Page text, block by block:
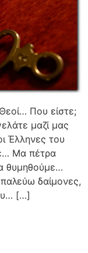
Που είστε;
μαζί μας
Έλληνες του
Μα πέτρα
θυμηθούμε…
δαίμονες,
[…]